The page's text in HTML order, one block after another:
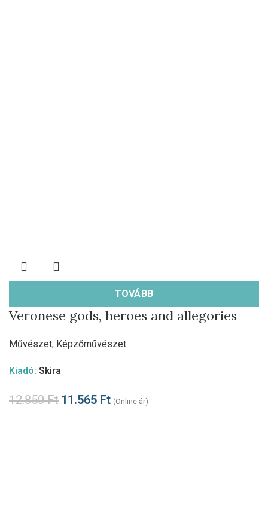
TOVÁBB
Veronese gods, heroes and allegories
Művészet, Képzőművészet
Kiadó: Skira
12.850Ft 11.565 Ft (Online ár)